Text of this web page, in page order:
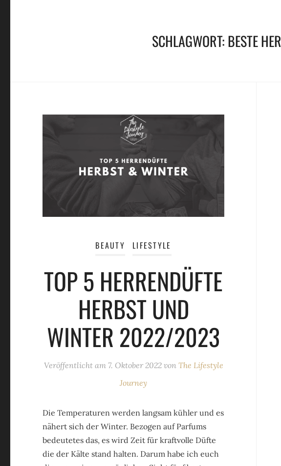
SCHLAGWORT:BESTE
BEAUTY LIFESTYLE
TOP 5 HERRENDÜFTE
HERBST UND
WINTER 2022/2023
Veröffentlicht am 7. Oktober 2022 von The Lifestyle
Journey
Die Temperaturen werden langsam kühler und es
nähert sich der Winter. Bezogen auf Parfums
bedeutetes das, es wird Zeit für kraftvolle Düfte
die der Kälte stand halten. Darum habe ich euch